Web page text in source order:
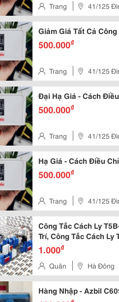
Trang 41/125
Giảm Giá Tất Cả
500.000₫
Trang 41/125
Đại Hạ Giá - Cách
500.000₫
Trang 41/125
Hạ Giá - Cách Điều
500.000₫
Trang 41/125
Công Tắc Cách Ly
Trí, Công Tắc Cách
8212 / E, Công Tắc
Điện
1.000₫
Quân Hà Đông
Hàng Nhập - Azbil